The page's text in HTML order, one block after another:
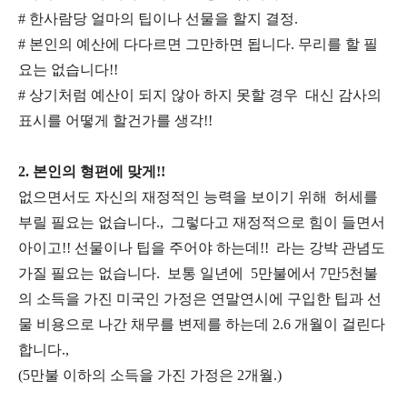
# 한사람당 얼마의 팁이나 선물을 할지 결정.
# 본인의 예산에 다다르면 그만하면 됩니다. 무리를 할 필
요는 없습니다!!
# 상기처럼 예산이 되지 않아 하지 못할 경우 대신 감사의
표시를 어떻게 할건가를 생각!!
2. 본인의 형편에 맞게!!
없으면서도 자신의 재정적인 능력을 보이기 위해 허세를
부릴 필요는 없습니다., 그렇다고 재정적으로 힘이 들면서
아이고!! 선물이나 팁을 주어야 하는데!! 라는 강박 관념도
가질 필요는 없습니다. 보통 일년에 5만불에서 7만5천불
의 소득을 가진 미국인 가정은 연말연시에 구입한 팁과 선
물 비용으로 나간 채무를 변제를 하는데 2.6 개월이 걸린다
합니다.,
(5만불 이하의 소득을 가진 가정은 2개월.)